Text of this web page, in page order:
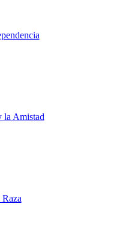
la Amistad